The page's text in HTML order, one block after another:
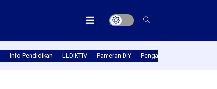
Info Pendidikan LLDIKTIV Pameran DIY Pengabmas